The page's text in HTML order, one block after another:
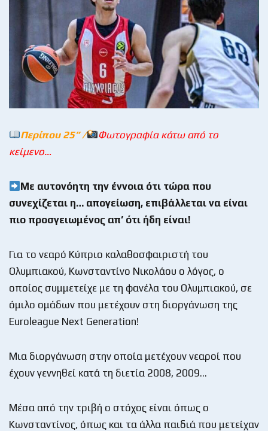
Περίπου 25” /
Φωτογραφία κάτω από το
κείμενο…
Με αυτονόητη την έννοια ότι τώρα που
συνεχίζεται η… απογείωση, επιβάλλεται να είναι
πιο προσγειωμένος απ’ ότι ήδη είναι!
Για το νεαρό Κύπριο καλαθοσφαιριστή του
Ολυμπιακού, Κωνσταντίνο Νικολάου ο λόγος, ο
οποίος συμμετείχε με τη φανέλα του Ολυμπιακού, σε
όμιλο ομάδων που μετέχουν στη διοργάνωση της
Euroleague Next Generation!
Μια διοργάνωση στην οποία μετέχουν νεαροί που
έχουν γεννηθεί κατά τη διετία 2008, 2009…
Μέσα από την τριβή ο στόχος είναι όπως ο
Κωνσταντίνος, όπως και τα άλλα παιδιά που μετείχαν